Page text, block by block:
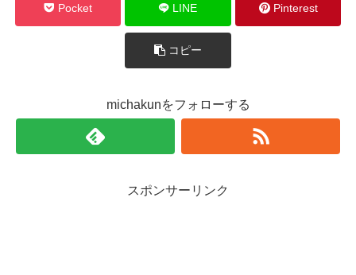
Pocket LINE Pinterest
コピー
michakunをフォローする
スポンサーリンク